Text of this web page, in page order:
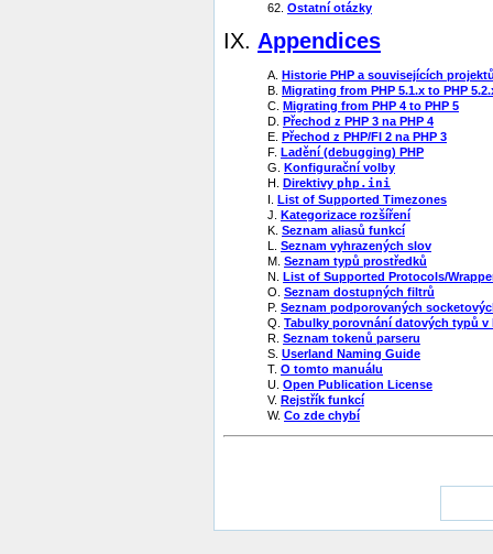
62. Ostatní otázky
IX. Appendices
A. Historie PHP a souvisejících
B. Migrating from PHP 5.1.x to PHP
C. Migrating from PHP 4 to PHP 5
D. Přechod z PHP 3 na PHP 4
E. Přechod z PHP/FI 2 na PHP 3
F. Ladění (debugging) PHP
G. Konfigurační volby
H. Direktivy php.ini
I. List of Supported Timezones
J. Kategorizace rozšíření
K. Seznam aliasů funkcí
L. Seznam vyhrazených slov
M. Seznam typů prostředků
N. List of Supported Protocols/
O. Seznam dostupných filtrů
P. Seznam podporovaných
Q. Tabulky porovnání datových typů v
R. Seznam tokenů parseru
S. Userland Naming Guide
T. O tomto manuálu
U. Open Publication License
V. Rejstřík funkcí
W. Co zde chybí